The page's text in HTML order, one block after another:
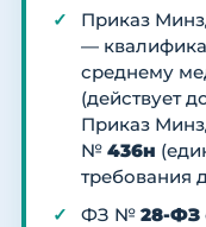
Приказ
—
среднему
(действует
Приказ
№ 436н
требования
ФЗ № 28-ФЗ